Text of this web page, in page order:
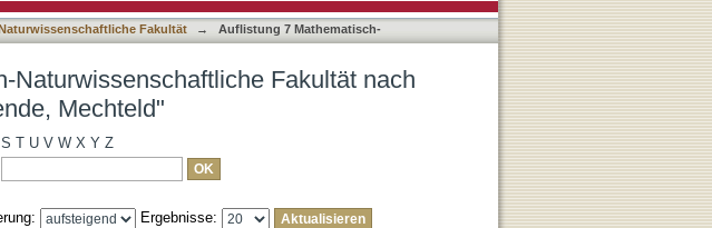
Fakultät →
Auflistung 7 Mathematisch-
Naturwissenschaftliche Fakultät nach
Mechteld"
S T U V W X Y Z
Ergebnisse: